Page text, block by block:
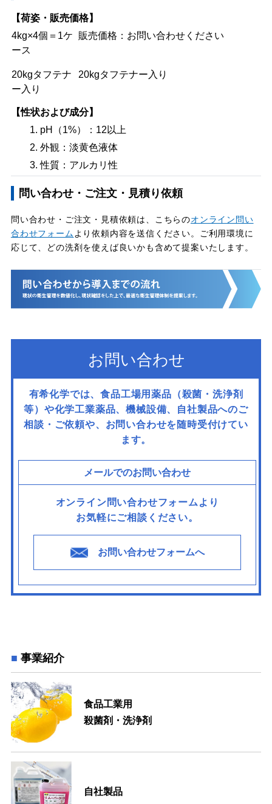
【荷姿・販売価格】
4kg×4個＝1ケ
ース
販売価格：お問い合わせください
20kgタフテナ
ー入り
20kgタフテナー入り
【性状および成分】
pH（1%）：12以上
外観：淡黄色液体
性質：アルカリ性
問い合わせ・ご注文・見積り依頼
問い合わせ・ご注文・見積依頼は、こちらのオンライン問い
合わせフォームより依頼内容を送信ください。ご利用環境に
応じて、どの洗剤を使えば良いかも含めて提案いたします。
お問い合わせ
有希化学では、食品工場用薬品（殺菌・洗浄剤
等）や化学工業薬品、機械設備、
自社製品へのご
相談・ご依頼や、お問い合わせを随時受付けてい
ます。
メールでのお問い合わせ
オンライン問い合わせフォームより
お気軽にご相談ください。
お問い合わせフォームへ
事業紹介
食品工業用
殺菌剤・洗浄剤
自社製品